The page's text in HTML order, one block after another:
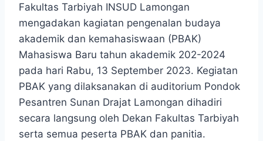
Fakultas Tarbiyah INSUD Lamongan
mengadakan kagiatan pengenalan budaya
akademik dan kemahasiswaan (PBAK)
Mahasiswa Baru tahun akademik 202-2024
pada hari Rabu, 13 September 2023. Kegiatan
PBAK yang dilaksanakan di auditorium Pondok
Pesantren Sunan Drajat Lamongan dihadiri
secara langsung oleh Dekan Fakultas Tarbiyah
serta semua peserta PBAK dan panitia.